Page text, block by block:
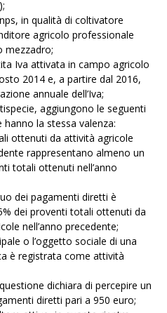
in qualità di coltivatore
agricolo professionale
mezzadro;
Iva attivata in campo agricolo
2014 e, a partire dal 2016,
annuale dell’Iva;
aggiungono le seguenti
la stessa valenza:
ottenuti da attività agricole
rappresentano almeno un
totali ottenuti nell’anno
dei pagamenti diretti è
dei proventi totali ottenuti da
nell’anno precedente;
o l’oggetto sociale di una
è registrata come attività
dichiara di percepire un
diretti pari a 950 euro;